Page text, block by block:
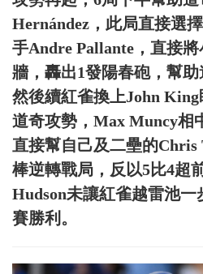
Hernández，此局直接選
手Andre Pallante，直接
牆，轟出1發陽春砲，幫
然後續紅雀換上John
道奇攻勢，Max Muncy相
直接幫自己及二壘的
棒逆轉戰局，反以5比4超
Hudson未讓紅雀越雷池
賽勝利。